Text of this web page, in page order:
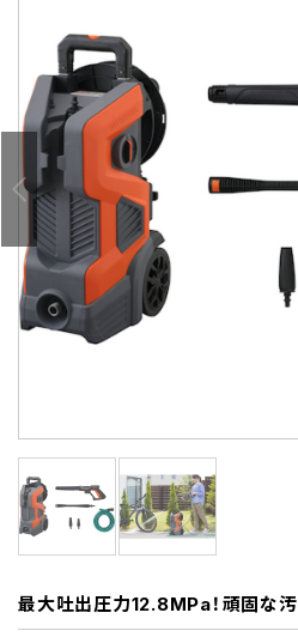
最大吐出圧力12.8MPa！頑固な汚